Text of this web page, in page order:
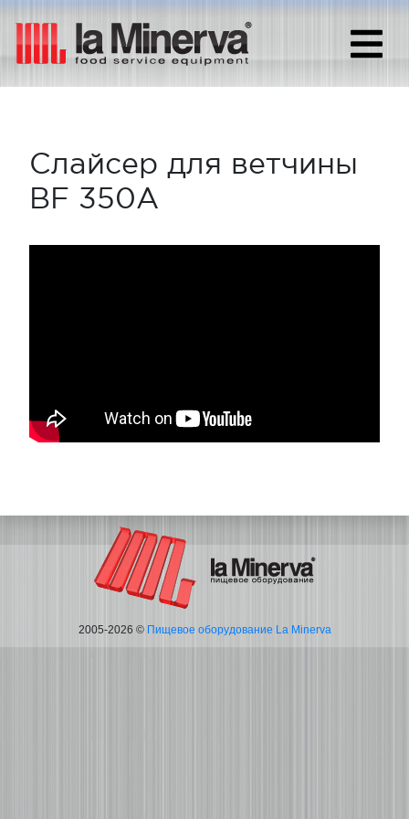
Слайсер для ветчины
BF 350A
2005-2026 © Пищевое оборудование La Minerva